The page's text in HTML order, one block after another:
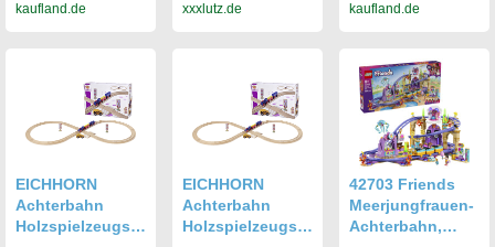
Planeten und
kaufland.de
Spielzeug,
xxxlutz.de
k, Spielset für
Jahren,
Geschenk für
kreative Kinder
60421
kaufland.de
EICHHORN
Achterbahn
Holzspielzeugset
EICHHORN
Achterbahn
Holzspielzeugset
42703 Friends
Meerjungfrauen-
Achterbahn,